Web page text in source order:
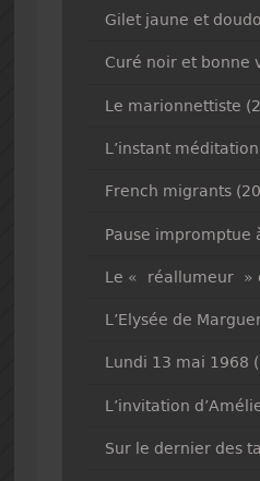
Gilet jaune et
Curé noir et bonne
Le marionnettiste
L’instant
French migrants
Pause impromptue
Le « réallumeur »
L’Elysée de
Lundi 13 mai 1968
L’invitation
Sur le dernier des